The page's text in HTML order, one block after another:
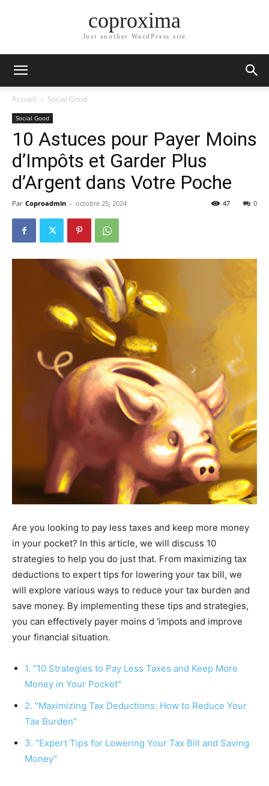
coproxima
Just another WordPress site
Accueil Social Good
Social Good
10 Astuces pour Payer Moins
d’Impôts et Garder Plus
d’Argent dans Votre Poche
Par Coproadmin - octobre 25, 2024 0
47
Are you looking to pay less taxes and keep more money
in your pocket? In this article, we will discuss 10
strategies to help you do just that. From maximizing tax
deductions to expert tips for lowering your tax bill, we
will explore various ways to reduce your tax burden and
save money. By implementing these tips and strategies,
you can effectively payer moins d 'impots and improve
your financial situation.
1. "10 Strategies to Pay Less Taxes and Keep More
Money in Your Pocket"
2. "Maximizing Tax Deductions: How to Reduce Your
Tax Burden"
3. "Expert Tips for Lowering Your Tax Bill and Saving
Money"